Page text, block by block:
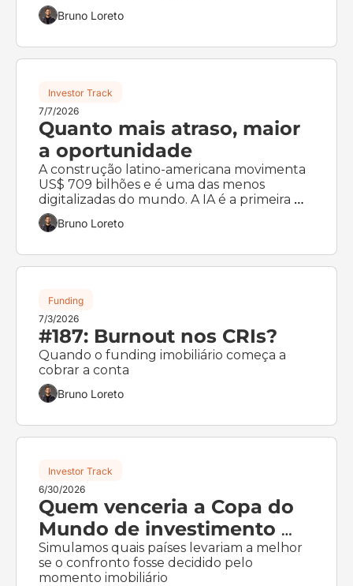
Bruno Loreto
Investor Track
7/7/2026
Quanto mais atraso, maior
a oportunidade
A construção latino-americana movimenta
US$ 709 bilhões e é uma das menos
digitalizadas do mundo. A IA é a primeira
tecnologia que se encaixa no jeito local de
construir
Bruno Loreto
Funding
7/3/2026
Quando o funding imobiliário começa a
cobrar a conta
Bruno Loreto
Investor Track
6/30/2026
Quem venceria a Copa do
Mundo de investimento
imobiliário?
Simulamos quais países levariam a melhor
se o confronto fosse decidido pelo
momento imobiliário